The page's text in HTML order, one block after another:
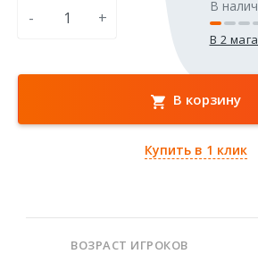
- +
В
В 2
В корзину
Купить в 1 клик
ВОЗРАСТ ИГРОКОВ